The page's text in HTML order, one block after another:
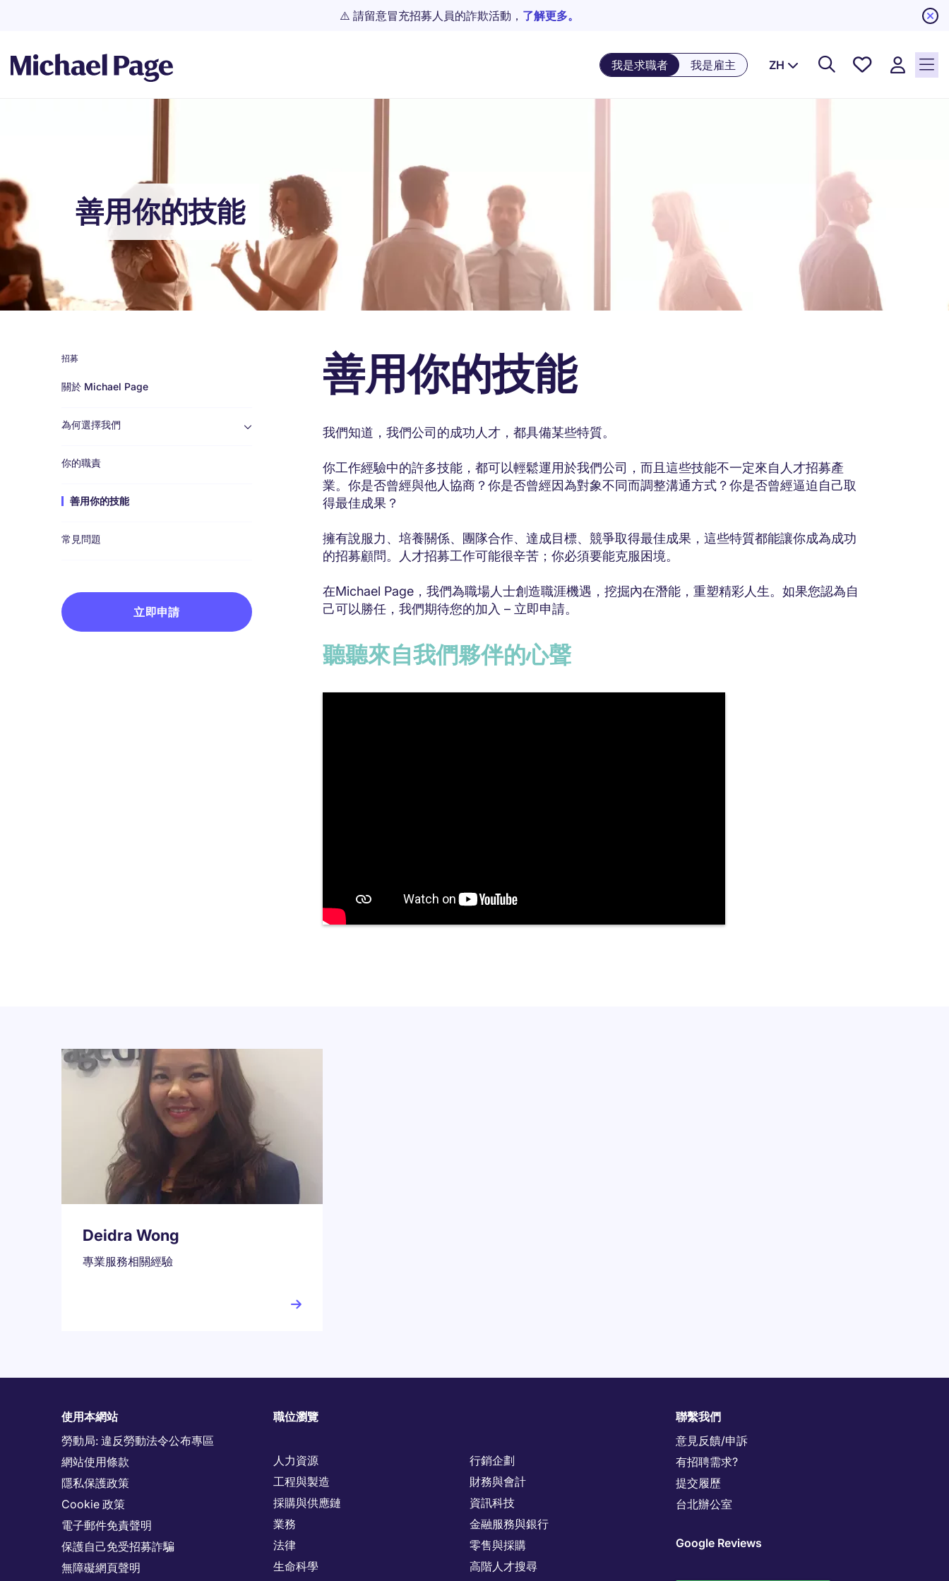
⚠️ 請留意冒充招募人員的詐欺活動， 了解更多。
我是求職者 我是雇主 ZH
儲存工
Breadcrumb
善用你的技能
Work
us
招募
關於 Michael Page
為何選擇我們
你的職責
善用你的技能
常見問題
立即申請
善用你的技能
我們知道，我們公司的成功人才，都具備某些特質。
你工作經驗中的許多技能，都可以輕鬆運用於我們公司，而且這些技能不一定來自人才招募產
業。你是否曾經與他人協商？你是否曾經因為對象不同而調整溝通方式？你是否曾經逼迫自己取
得最佳成果？
擁有說服力、培養關係、團隊合作、達成目標、競爭取得最佳成果，這些特質都能讓你成為成功
的招募顧問。人才招募工作可能很辛苦；你必須要能克服困境。
在Michael Page，我們為職場人士創造職涯機遇，挖掘內在潛能，重塑精彩人生。如果您認為自
己可以勝任，我們期待您的加入 – 立即申請。
聽聽來自我們夥伴的心聲
Deidra Wong
專業服務相關經驗
使用本網站
勞動局: 違反勞動法令公布專區
網站使用條款
隱私保護政策
Cookie 政策
電子郵件免責聲明
保護自己免受招募詐騙
無障礙網頁聲明
職位瀏覽
人力資源
工程與製造
採購與供應鏈
業務
法律
生命科學
行銷企劃
財務與會計
資訊科技
金融服務與銀行
零售與採購
高階人才搜尋
聯繫我們
意見反饋/申訴
有招聘需求?
提交履歷
台北辦公室
Google Reviews